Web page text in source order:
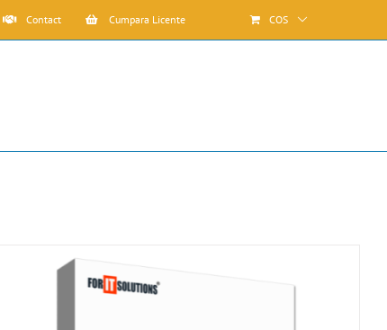
Contact Cumpara Licente COS